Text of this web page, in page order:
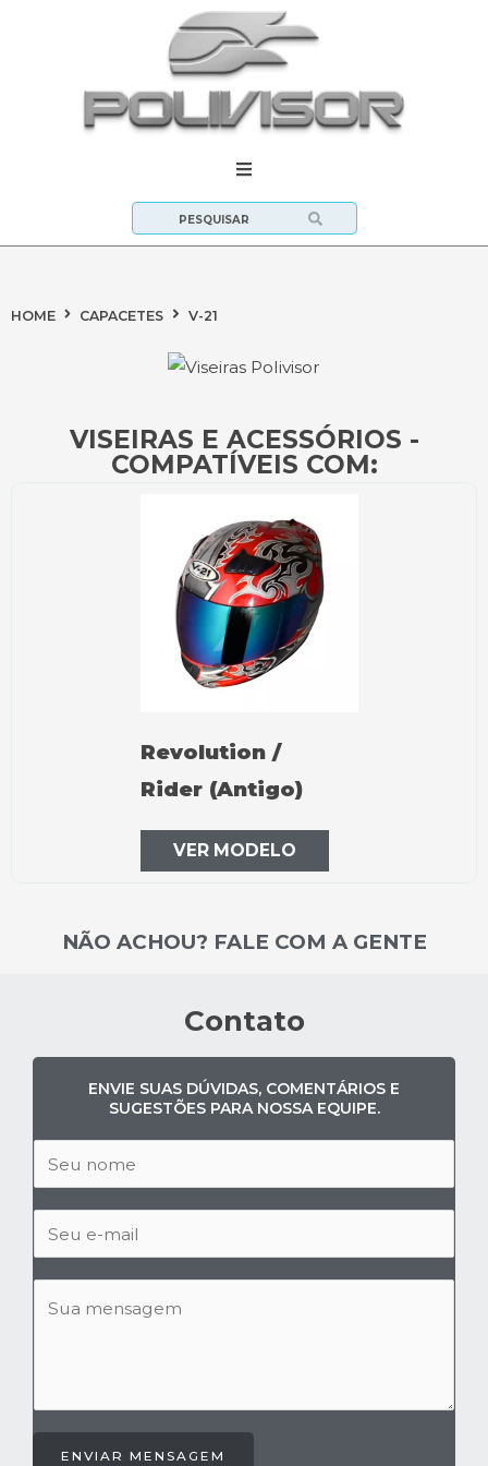
HOME CAPACETES V-21
VISEIRAS E ACESSÓRIOS -
COMPATÍVEIS COM:
Revolution /
Rider (Antigo)
VER MODELO
NÃO ACHOU? FALE COM A GENTE
Contato
ENVIE SUAS DÚVIDAS, COMENTÁRIOS E
SUGESTÕES PARA NOSSA EQUIPE.
ENVIAR MENSAGEM